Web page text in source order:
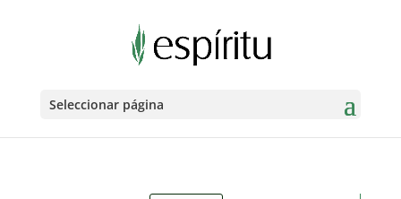
Seleccionar página